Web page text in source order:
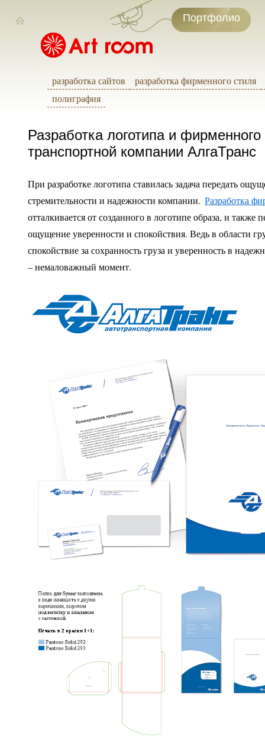
Портфолио
разработка сайтов
разработка фирменного стиля
полиграфия
Разработка логотипа и фирменного
транспортной компании АлгаТранс
При разработке логотипа ставилась задача передать
стремительности и надежности компании. Разработка
отталкивается от созданного в логотипе образа, и также
ощущение уверенности и спокойствия. Ведь в области
спокойствие за сохранность груза и уверенность в
– немаловажный момент.